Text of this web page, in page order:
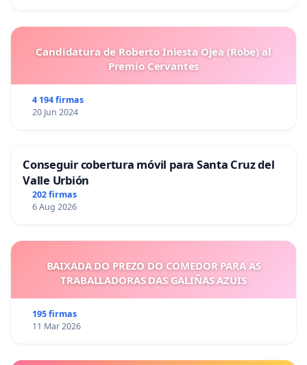
Candidatura de Roberto Iniesta Ojea (Robe) al
Premio Cervantes
4 194 firmas
20 Jun 2024
Conseguir cobertura móvil para Santa Cruz del
Valle Urbión
202 firmas
6 Aug 2026
BAIXADA DO PREZO DO COMEDOR PARA AS
TRABALLADORAS DAS GALIÑAS AZUIS
195 firmas
11 Mar 2026